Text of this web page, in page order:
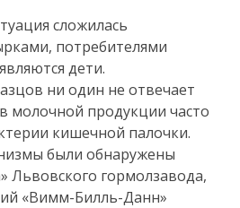
сложилась
потребителями
дети.
ни один не отвечает
молочной продукции часто
кишечной палочки.
были обнаружены
Львовского гормолзавода,
«Вимм-Билль-Данн»